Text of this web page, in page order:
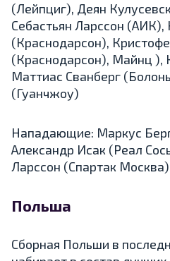
(Лейпциг), Деян
Себастьян Ларссон
(Краснодарсон),
(Краснодарсон), Майнц ),
Маттиас Сванберг
(Гуанчжоу)
Нападающие: Маркус
Александр Исак (Реал
Ларссон (Спартак Москва)
Польша
Сборная Польши в